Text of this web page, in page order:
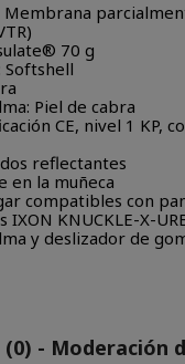
70 g
Softshell
Piel de cabra
CE, nivel 1 KP,
reflectantes
en la muñeca
compatibles con
IXON KNUCKLE-X-
y deslizador de
(0) - Moderación